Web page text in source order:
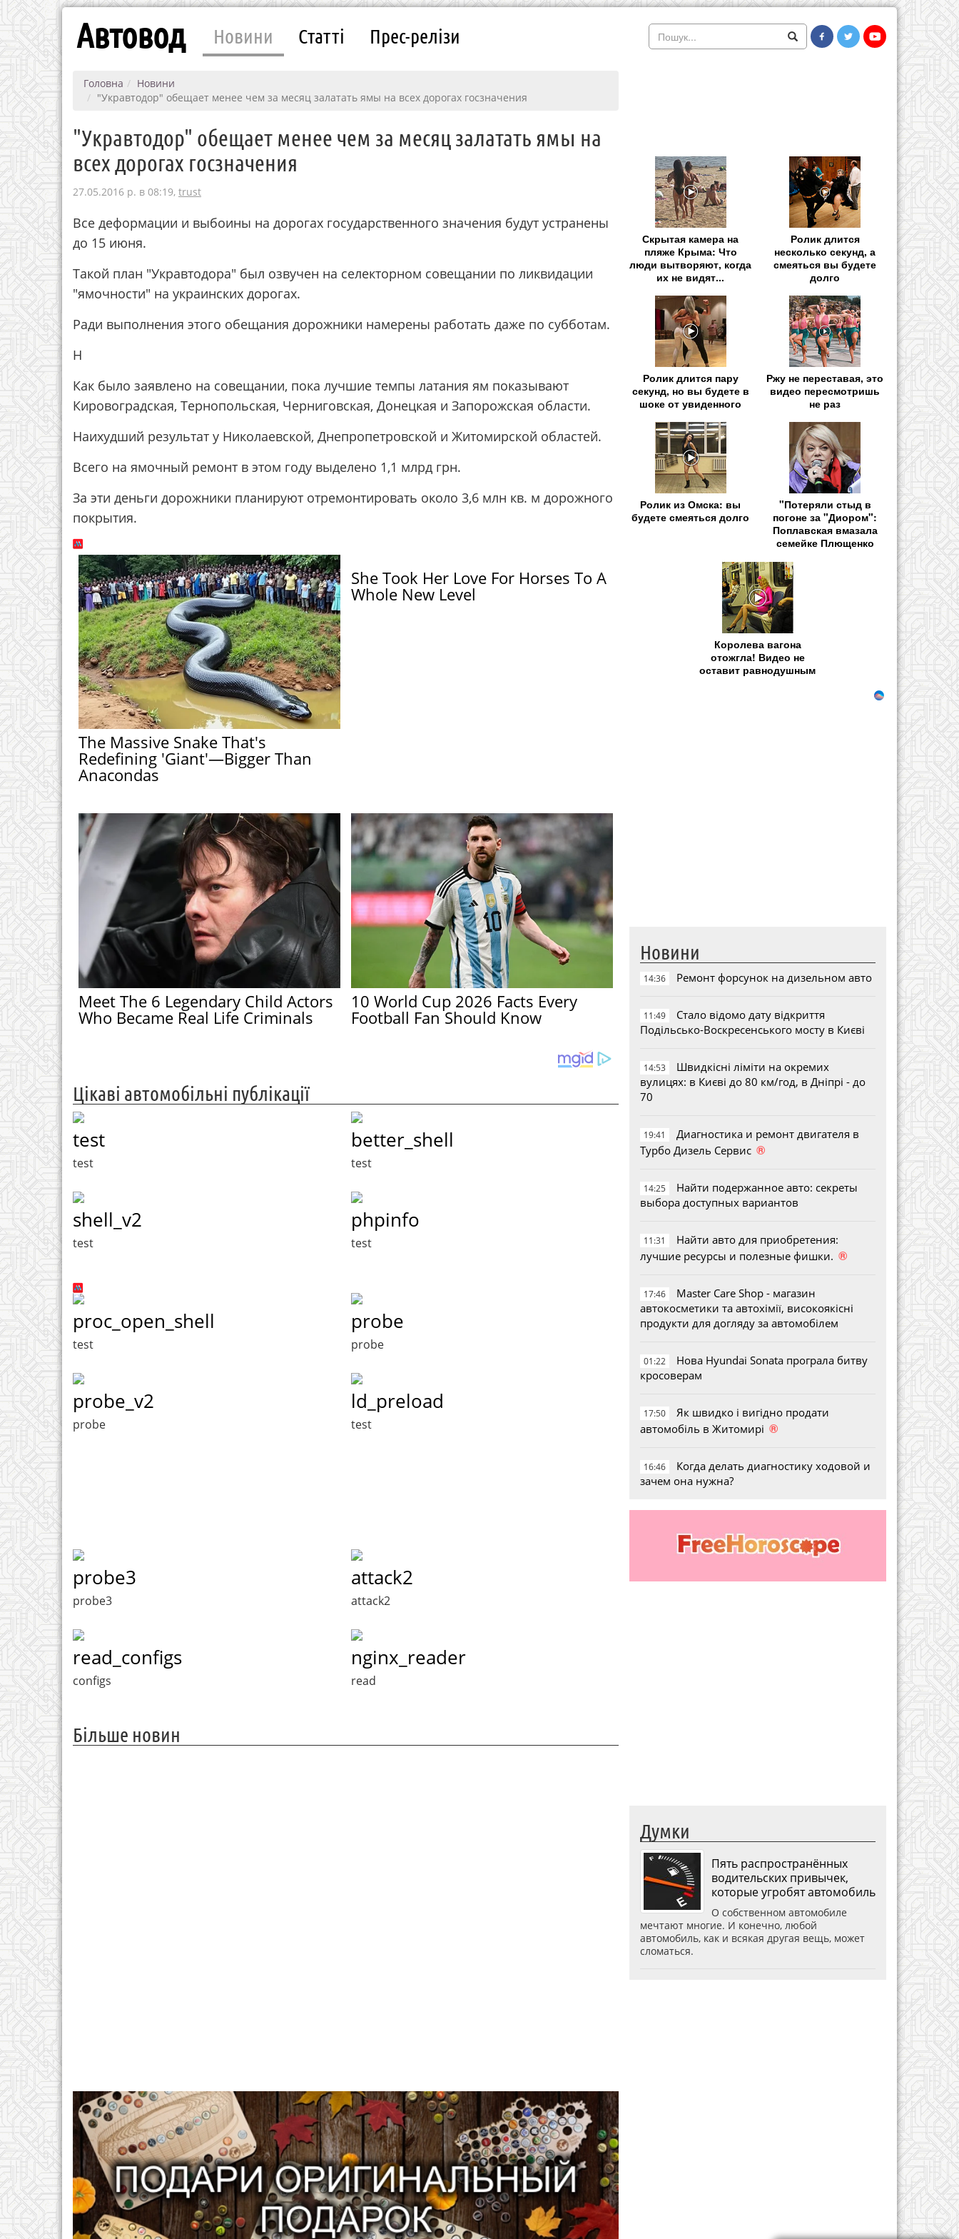
Автовод Новини Статті Прес-релізи
Головна
Новини
"Укравтодор" обещает менее чем за месяц залатать ямы на всех дорогах госзначения
"Укравтодор" обещает менее чем за месяц залатать ямы на
всех дорогах госзначения
27.05.2016 р. в 08:19, trust
Все деформации и выбоины на дорогах государственного значения будут устранены
до 15 июня.
Такой план "Укравтодора" был озвучен на селекторном совещании по ликвидации
"ямочности" на украинских дорогах.
Ради выполнения этого обещания дорожники намерены работать даже по субботам.
Н
Как было заявлено на совещании, пока лучшие темпы латания ям показывают
Кировоградская, Тернопольская, Черниговская, Донецкая и Запорожская области.
Наихудший результат у Николаевской, Днепропетровской и Житомирской областей.
Всего на ямочный ремонт в этом году выделено 1,1 млрд грн.
За эти деньги дорожники планируют отремонтировать около 3,6 млн кв. м дорожного
покрытия.
The Massive Snake That's
Redefining 'Giant'—Bigger Than
Anacondas
She Took Her Love For Horses To A
Whole New Level
Meet The 6 Legendary Child Actors
Who Became Real Life Criminals
10 World Cup 2026 Facts Every
Football Fan Should Know
Цікаві автомобільні публікації
test
test
better_shell
test
shell_v2
test
phpinfo
test
proc_open_shell
test
probe
probe
probe_v2
probe
ld_preload
test
probe3
probe3
attack2
attack2
read_configs
configs
nginx_reader
read
Більше новин
Скрытая камера на
пляже Крыма: Что
люди вытворяют, когда
их не видят...
Ролик длится
несколько секунд, а
смеяться вы будете
долго
Ролик длится пару
секунд, но вы будете в
шоке от увиденного
Ржу не переставая, это
видео пересмотришь
не раз
Ролик из Омска: вы
будете смеяться долго
"Потеряли стыд в
погоне за "Диором":
Поплавская вмазала
семейке Плющенко
Королева вагона
отожгла! Видео не
оставит равнодушным
Новини
14:36 Ремонт форсунок на дизельном авто
11:49
Стало відомо дату відкриття
Подільсько-Воскресенського мосту в Києві
14:53
Швидкісні ліміти на окремих
вулицях: в Києві до 80 км/год, в Дніпрі - до
70
19:41
Диагностика и ремонт двигателя в
Турбо Дизель Сервис ®
14:25
Найти подержанное авто: секреты
выбора доступных вариантов
11:31
Найти авто для приобретения:
лучшие ресурсы и полезные фишки. ®
17:46
Master Care Shop - магазин
автокосметики та автохімії, високоякісні
продукти для догляду за автомобілем
01:22
Нова Hyundai Sonata програла битву
кросоверам
17:50
Як швидко і вигідно продати
автомобіль в Житомирі ®
16:46
Когда делать диагностику ходовой и
зачем она нужна?
Думки
Пять распространённых
водительских привычек,
которые угробят автомобиль
О собственном автомобиле
мечтают многие. И конечно, любой
автомобиль, как и всякая другая вещь, может
сломаться.